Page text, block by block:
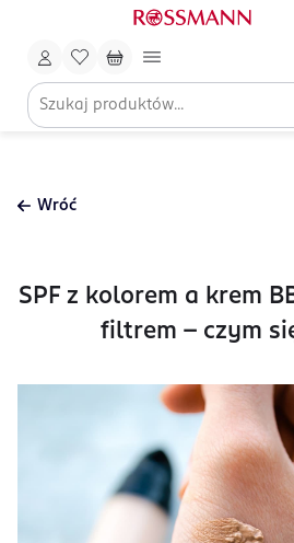
Wróć
SPF z kolorem a krem
filtrem – czym